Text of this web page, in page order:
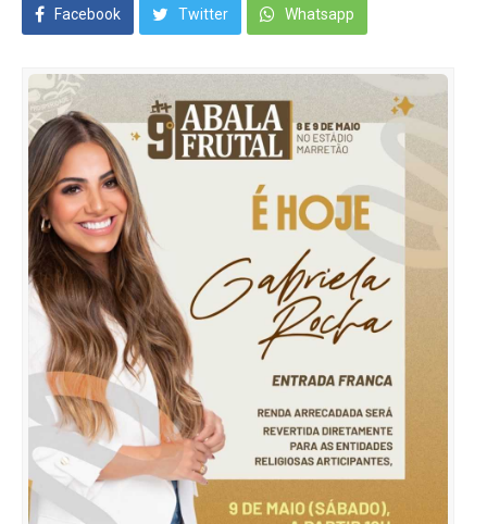
Facebook Twitter Whatsapp